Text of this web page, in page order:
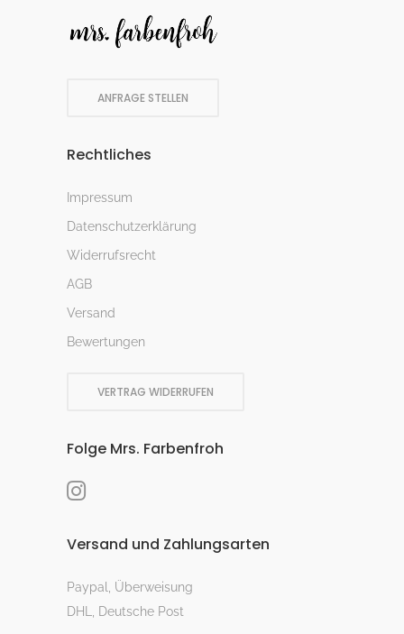
ANFRAGE STELLEN
Rechtliches
Impressum
Datenschutzerklärung
Widerrufsrecht
AGB
Versand
Bewertungen
VERTRAG WIDERRUFEN
Folge Mrs. Farbenfroh
Versand und Zahlungsarten
Paypal, Überweisung
DHL, Deutsche Post